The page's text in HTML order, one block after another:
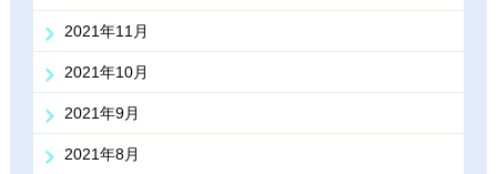
2021年11月
2021年10月
2021年9月
2021年8月